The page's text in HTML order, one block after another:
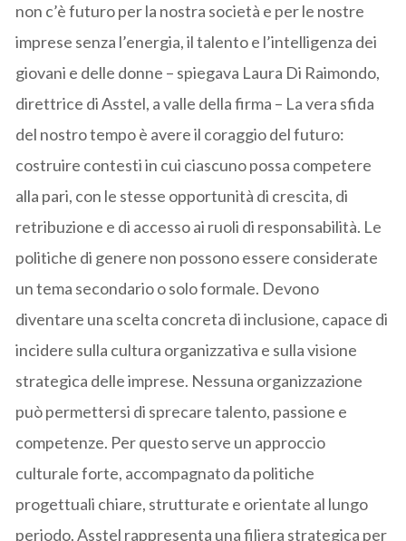
non c’è futuro per la nostra società e per le nostre
imprese senza l’energia, il talento e l’intelligenza dei
giovani e delle donne – spiegava Laura Di Raimondo,
direttrice di Asstel, a valle della firma – La vera sfida
del nostro tempo è avere il coraggio del futuro:
costruire contesti in cui ciascuno possa competere
alla pari, con le stesse opportunità di crescita, di
retribuzione e di accesso ai ruoli di responsabilità. Le
politiche di genere non possono essere considerate
un tema secondario o solo formale. Devono
diventare una scelta concreta di inclusione, capace di
incidere sulla cultura organizzativa e sulla visione
strategica delle imprese. Nessuna organizzazione
può permettersi di sprecare talento, passione e
competenze. Per questo serve un approccio
culturale forte, accompagnato da politiche
progettuali chiare, strutturate e orientate al lungo
periodo. Asstel rappresenta una filiera strategica per